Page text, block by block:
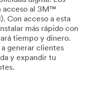
acceso al 3M™
Con acceso a esta
más rápido con
tiempo y dinero.
generar clientes
y expandir tu